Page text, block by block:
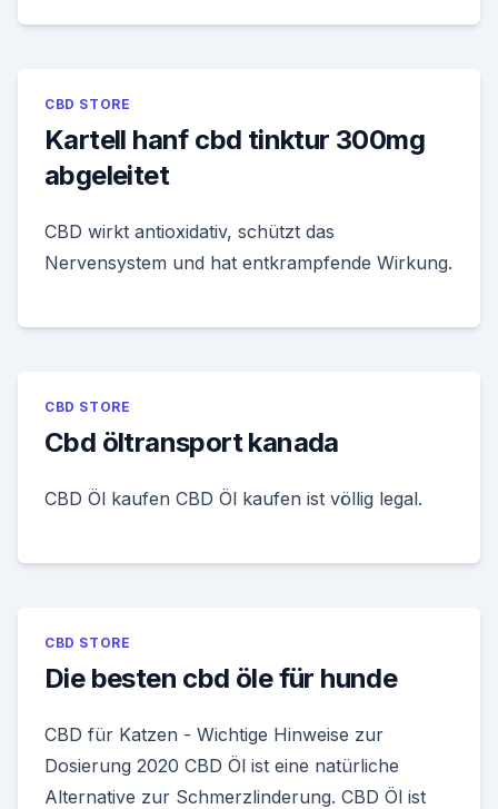
CBD STORE
Kartell hanf cbd tinktur 300mg
abgeleitet
CBD wirkt antioxidativ, schützt das
Nervensystem und hat entkrampfende Wirkung.
CBD STORE
Cbd öltransport kanada
CBD Öl kaufen CBD Öl kaufen ist völlig legal.
CBD STORE
Die besten cbd öle für hunde
CBD für Katzen - Wichtige Hinweise zur
Dosierung 2020 CBD Öl ist eine natürliche
Alternative zur Schmerzlinderung. CBD Öl ist